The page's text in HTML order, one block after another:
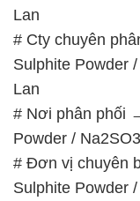
Lan
# Cty chuyên
Sulphite Powder
Lan
# Nơi phân phối
Powder /
# Đơn vị chuyên
Sulphite Powder